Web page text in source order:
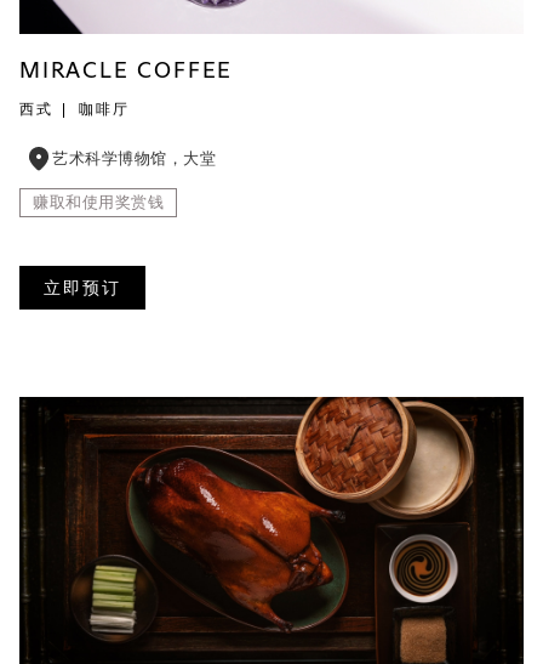
MIRACLE COFFEE
西式 咖啡厅
艺术科学博物馆，大堂
赚取和使用奖赏钱
立即预订